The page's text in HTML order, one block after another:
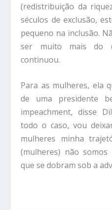
(redistribuição da
séculos de exclusão,
pequeno na inclusão.
ser muito mais do
continuou.
Para as mulheres, ela
de uma presidente
impeachment, disse
todo o caso, vou
mulheres minha
(mulheres) não somos
que se dobram sob a